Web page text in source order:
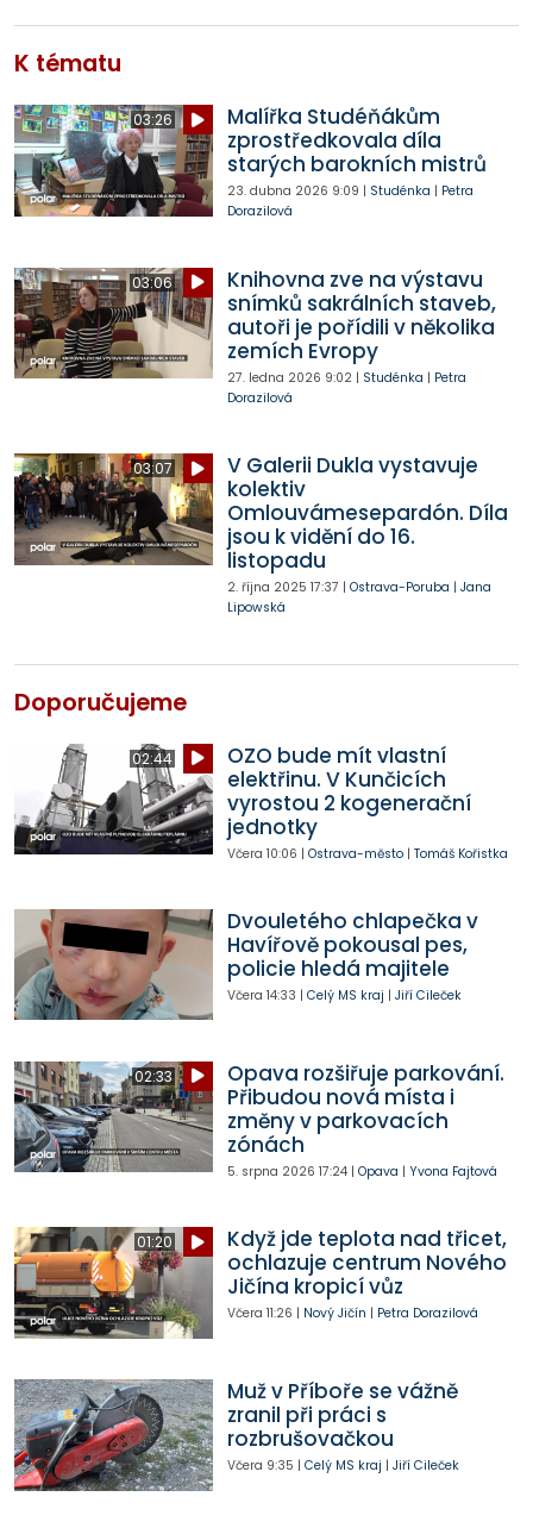
K tématu
03:26
Malířka Studéňákům
zprostředkovala díla
starých barokních mistrů
23. dubna 2026 9:09 | Studénka | Petra
Dorazilová
03:06
Knihovna zve na výstavu
snímků sakrálních staveb,
autoři je pořídili v několika
zemích Evropy
27. ledna 2026 9:02| Studénka | Petra
Dorazilová
03:07
V Galerii Dukla vystavuje
kolektiv
Omlouvámesepardón. Díla
jsou k vidění do 16.
listopadu
2. října 2025 17:37 | Ostrava-Poruba | Jana
Lipowská
Doporučujeme
02:44
OZO bude mít vlastní
elektřinu. V Kunčicích
vyrostou 2 kogenerační
jednotky
Včera 10:06 | Ostrava-město| Tomáš Kořistka
Dvouletého chlapečka v
Havířově pokousal pes,
policie hledá majitele
Včera 14:33 | Celý MS kraj | Jiří Cileček
02:33
Opava rozšiřuje parkování.
Přibudou nová místa i
změny v parkovacích
zónách
5. srpna 2026 17:24| Opava | Yvona Fajtová
01:20
Když jde teplota nad třicet,
ochlazuje centrum Nového
Jičína kropicí vůz
Včera 11:26 | Nový Jičín | Petra Dorazilová
Muž v Příboře se vážně
zranil při práci s
rozbrušovačkou
Včera 9:35 | Celý MS kraj | Jiří Cileček